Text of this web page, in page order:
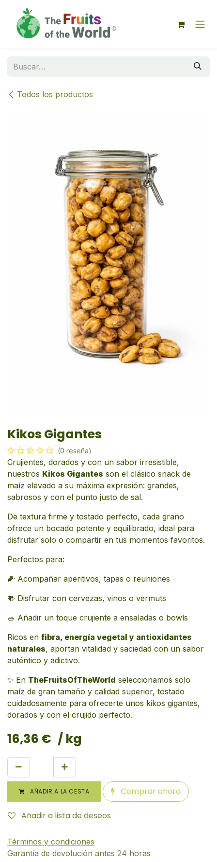
Todos los productos
Kikos Gigantes
(0 reseña)
Crujientes, dorados y con un sabor irresistible,
nuestros Kikos Gigantes son el clásico snack de
maíz elevado a su máxima expresión: grandes,
sabrosos y con el punto justo de sal.
De textura firme y tostado perfecto, cada grano
ofrece un bocado potente y equilibrado, ideal para
disfrutar solo o compartir en tus momentos favoritos.
Perfectos para:
🌽 Acompañar aperitivos, tapas o reuniones
🍻 Disfrutar con cervezas, vinos o vermuts
🥗 Añadir un toque crujiente a ensaladas o bowls
Ricos en fibra, energía vegetal y antioxidantes
naturales, aportan vitalidad y saciedad con un sabor
auténtico y adictivo.
✨ En TheFruitsOfTheWorld seleccionamos solo
maíz de gran tamaño y calidad superior, tostado
cuidadosamente para ofrecerte unos kikos gigantes,
dorados y con el crujido perfecto.
16,36 € / kg
AÑADIR A LA CESTA Comprar ahora
Añadir a lista de deseos
Términos y condiciones
Garantía de devolución antes 24 horas